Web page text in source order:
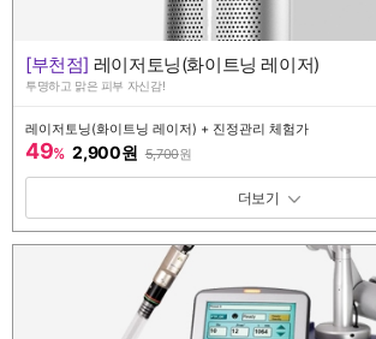
[부천점] 레이저토닝(화이트닝 레이저)
투명하고 맑은 피부 자신감!
레이저토닝(화이트닝 레이저) + 진정관리 체험가
49% 2,900원 5,700원
패키지 보기 토글